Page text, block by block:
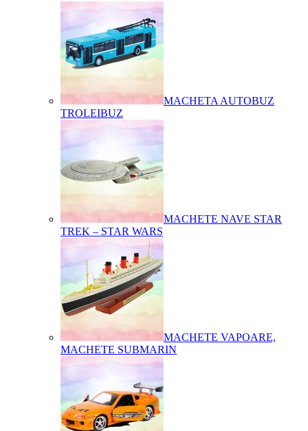
MACHETA AUTOBUZ
TROLEIBUZ
MACHETE NAVE STAR
TREK – STAR WARS
MACHETE VAPOARE,
MACHETE SUBMARIN